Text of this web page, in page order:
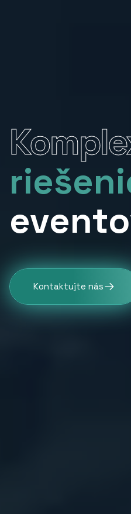
Kontaktujte nás